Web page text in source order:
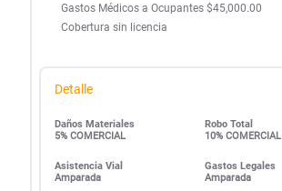
Gastos Médicos a Ocupantes $45,000.00
Cobertura sin licencia
Detalle
Daños Materiales
5% COMERCIAL
Robo Total
10% COMERCIAL
Asistencia Vial
Amparada
Gastos Legales
Amparada